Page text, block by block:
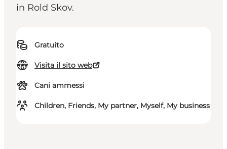
in Rold Skov.
Gratuito
Visita il sito web
Cani ammessi
Children, Friends, My partner, Myself, My business